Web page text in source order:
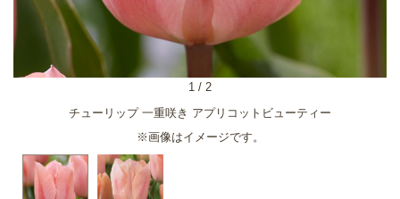
チューリップ 一重咲き アプリコットビューティー
※画像はイメージです。
1 / 2